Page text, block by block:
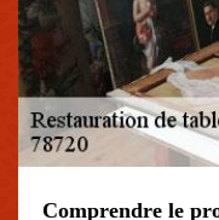
Comprendre le